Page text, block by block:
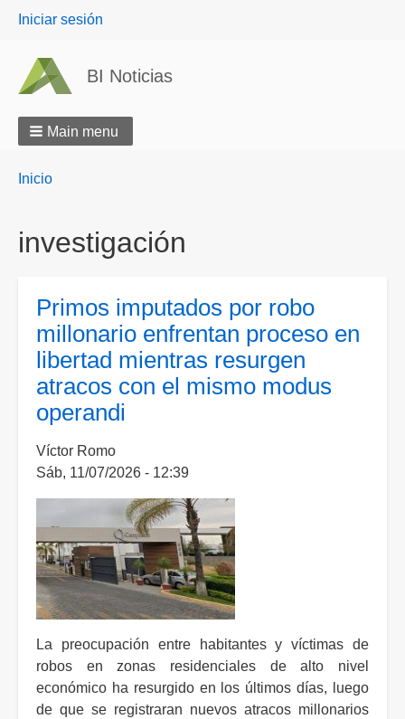
User
Iniciar sesión
BI Noticias
Main menu
Breadcrumbs
You
Inicio
investigación
Primos imputados por robo
millonario enfrentan proceso en
libertad mientras resurgen
atracos con el mismo modus
operandi
Víctor Romo
Sáb, 11/07/2026 - 12:39
La preocupación entre habitantes y víctimas de
robos en zonas residenciales de alto nivel
económico ha resurgido en los últimos días, luego
de que se registraran nuevos atracos millonarios